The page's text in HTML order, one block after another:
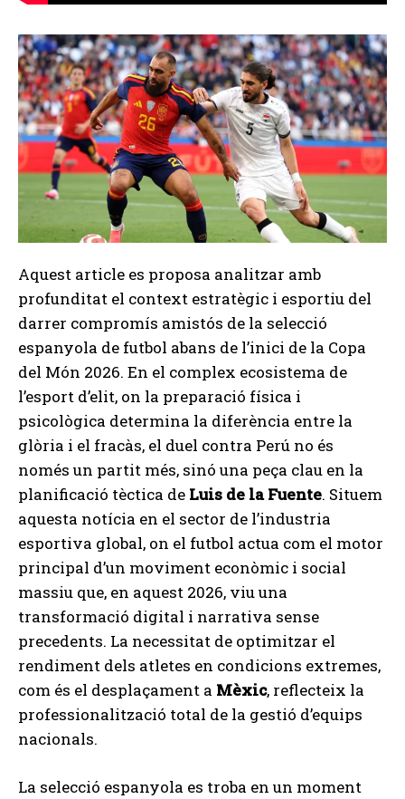
Aquest article es proposa analitzar amb
profunditat el context estratègic i esportiu del
darrer compromís amistós de la selecció
espanyola de futbol abans de l’inici de la Copa
del Món 2026. En el complex ecosistema de
l’esport d’elit, on la preparació física i
psicològica determina la diferència entre la
glòria i el fracàs, el duel contra Perú no és
només un partit més, sinó una peça clau en la
planificació tèctica de Luis de la Fuente. Situem
aquesta notícia en el sector de l’industria
esportiva global, on el futbol actua com el motor
principal d’un moviment econòmic i social
massiu que, en aquest 2026, viu una
transformació digital i narrativa sense
precedents. La necessitat de optimitzar el
rendiment dels atletes en condicions extremes,
com és el desplaçament a Mèxic, reflecteix la
professionalització total de la gestió d’equips
nacionals.
La selecció espanyola es troba en un moment